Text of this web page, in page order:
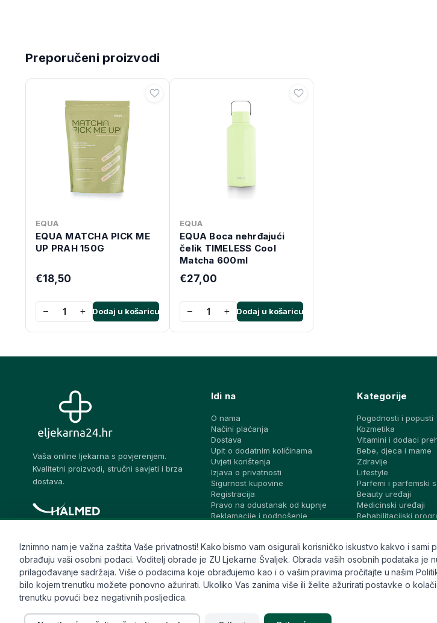
Preporučeni proizvodi
EQUA
EQUA MATCHA PICK ME
UP PRAH 150G
€18,50
− + Dodaj u košaricu
EQUA
EQUA Boca nehrđajući
čelik TIMELESS Cool
Matcha 600ml
€27,00
− + Dodaj u košaricu
Vaša online ljekarna s povjerenjem.
Kvalitetni proizvodi, stručni savjeti i brza
dostava.
Idi na
O nama
Načini plaćanja
Dostava
Upit o dodatnim količinama
Uvjeti korištenja
Izjava o privatnosti
Sigurnost kupovine
Registracija
Pravo na odustanak od kupnje
Reklamacije i podnošenje
Pitaj ljekarnika
Česta pitanja
Kontakt
Sitemap
Kategorije
Pogodnosti i popusti
Kozmetika
Vitamini i dodaci
Bebe, djeca i mame
Zdravlje
Lifestyle
Parfemi i parfemski
Beauty uređaji
Medicinski uređaji
Rehabilitacijski
Iznimno nam je važna zaštita Vaše privatnosti! Kako bismo vam osigurali korisničko iskustvo kakvo i
obrađuju vaši osobni podaci. Voditelj obrade je ZU Ljekarne Švaljek. Obrada vaših osobnih podataka je
prilagođavanje sadržaja. Više o podacima koje obrađujemo kao i o vašim pravima pročitajte u našim
bilo kojem trenutku možete ponovno ažurirati. Ukoliko Vas zanima više ili želite ažurirati postavke o
trenutku povući bez negativnih posljedica.